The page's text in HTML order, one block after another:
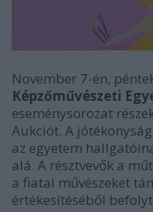
November 7-én,
Képzőművészeti
eseménysorozat
Aukciót. A
az egyetem
alá. A résztvevők a
a fiatal művészeket
értékesítéséből